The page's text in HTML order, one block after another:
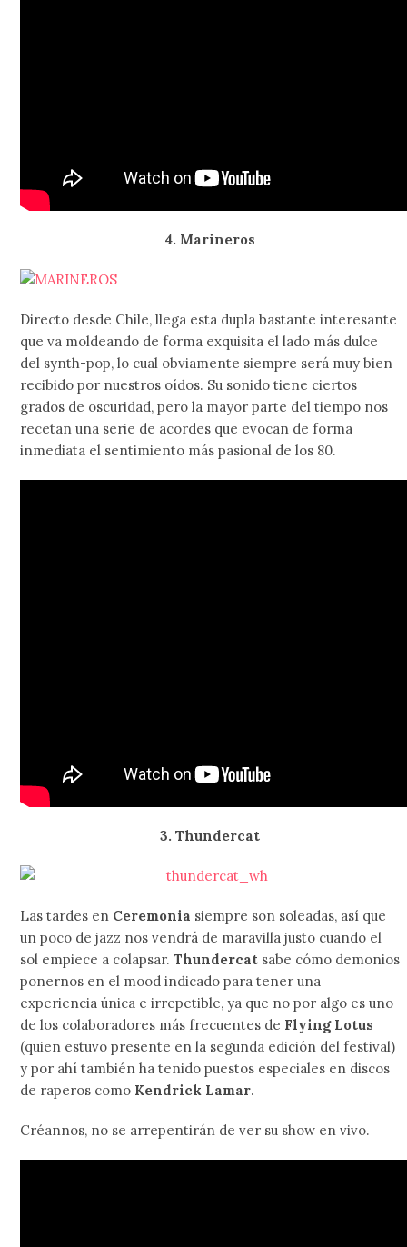
4. Marineros
Directo desde Chile, llega esta dupla bastante interesante
que va moldeando de forma exquisita el lado más dulce
del synth-pop, lo cual obviamente siempre será muy bien
recibido por nuestros oídos. Su sonido tiene ciertos
grados de oscuridad, pero la mayor parte del tiempo nos
recetan una serie de acordes que evocan de forma
inmediata el sentimiento más pasional de los 80.
3. Thundercat
Las tardes en Ceremonia siempre son soleadas, así que
un poco de jazz nos vendrá de maravilla justo cuando el
sol empiece a colapsar.Thundercat sabe cómo demonios
ponernos en el mood indicado para tener una
experiencia única e irrepetible, ya que no por algo es uno
de los colaboradores más frecuentes de Flying Lotus
(quien estuvo presente en la segunda edición del festival)
y por ahí también ha tenido puestos especiales en discos
de raperos como Kendrick Lamar.
Créannos, no se arrepentirán de ver su show en vivo.